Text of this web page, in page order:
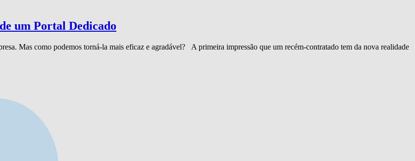
um Portal Dedicado
Mas como podemos torná-la mais eficaz e agradável? A primeira impressão que um recém-contratado tem da nova realidade